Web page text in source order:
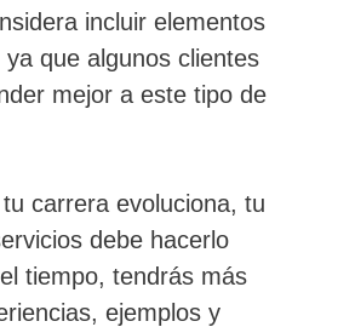
incluir elementos
que algunos clientes
mejor a este tipo de
carrera evoluciona, tu
debe hacerlo
tiempo, tendrás más
ejemplos y